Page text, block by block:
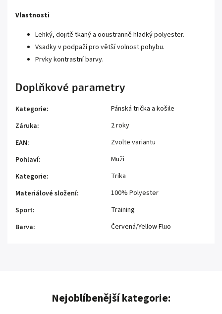
Vlastnosti
Lehký, dojitě tkaný a ooustranně hladký polyester.
Vsadky v podpaží pro větší volnost pohybu.
Prvky kontrastní barvy.
Doplňkové parametry
Kategorie:
Pánská trička a košile
Záruka:
2 roky
EAN:
Zvolte variantu
Pohlaví:
Muži
Kategorie:
Trika
Materiálové složení:
100% Polyester
Sport:
Training
Barva: Červená/Yellow Fluo
Nejoblíbenější kategorie: